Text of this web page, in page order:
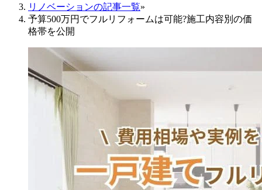
リノベーションの記事一覧»
予算500万円でフルリフォームは可能?施工内容別の価
格帯を公開